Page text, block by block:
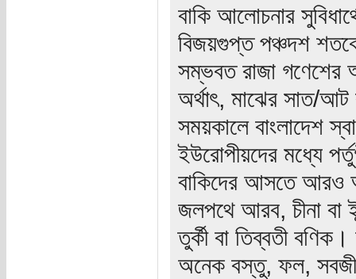
বাকি আলোচনার
বিজয়গুপ্ত পঞ্চদশ
সম্ভবত রাজা
অর্থাৎ, মাঝের সাত/আট
সময়কালে বাংলাদেশ
ইউরোপীয়দের মধ্যে
বাকিদের আসতে আরও
জলপথে আরব, চীনা বা
তুর্কী বা তিব্বতী
অনেক বস্তু, ফল, সবজী,